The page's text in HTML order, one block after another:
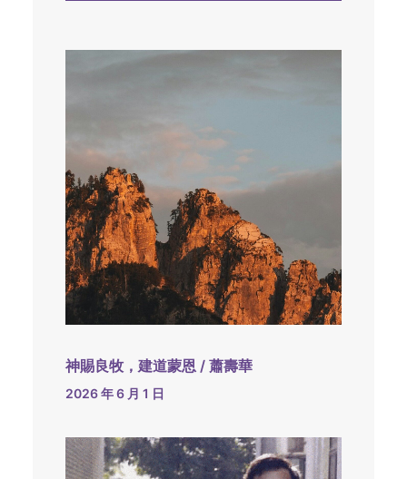
神賜良牧，建道蒙恩 / 蕭壽華
2026 年 6 月 1 日